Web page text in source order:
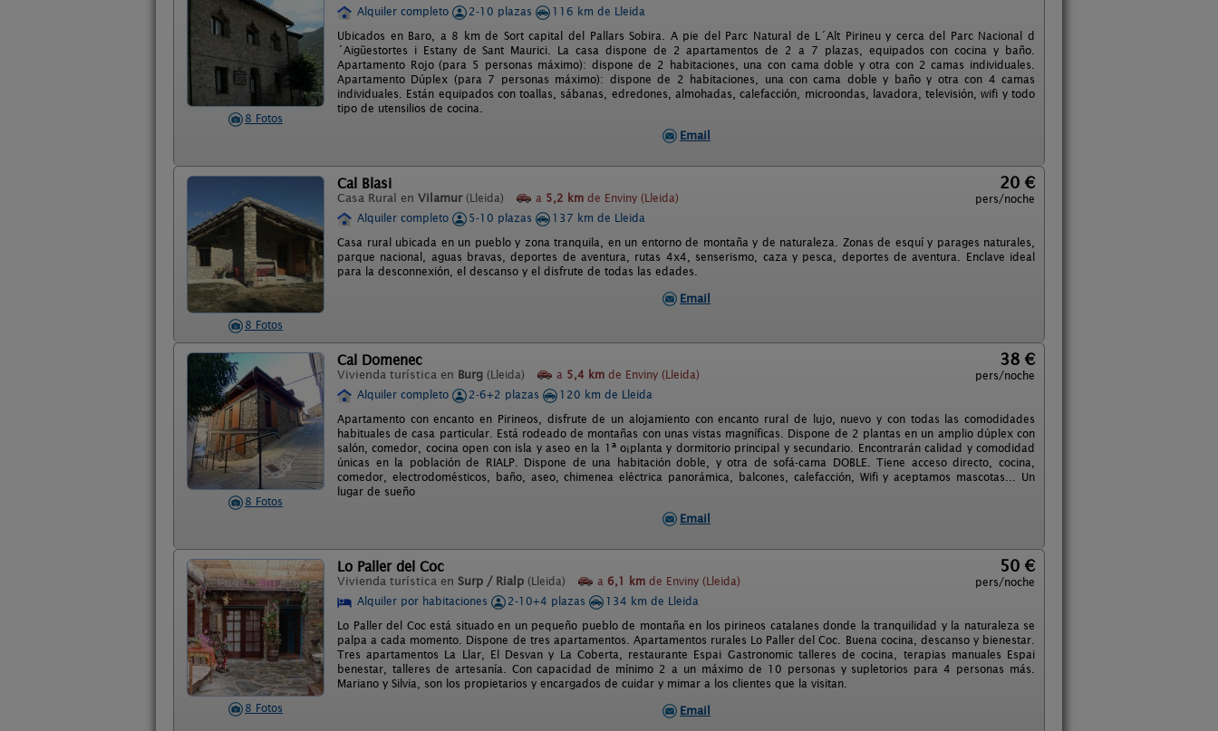
8 Fotos
Alquiler completo
2-10 plazas
116 km de Lleida
Ubicados en Baro, a 8 km de Sort capital del Pallars Sobira. A pie del Parc Natural de L´Alt Pirineu y cerca del Parc Nacional d
´Aigüestortes i Estany de Sant Maurici. La casa dispone de 2 apartamentos de 2 a 7 plazas, equipados con cocina y baño.
Apartamento Rojo (para 5 personas máximo): dispone de 2 habitaciones, una con cama doble y otra con 2 camas individuales.
Apartamento Dúplex (para 7 personas máximo): dispone de 2 habitaciones, una con cama doble y baño y otra con 4 camas
individuales. Están equipados con toallas, sábanas, edredones, almohadas, calefacción, microondas, lavadora, televisión, wifi y todo
tipo de utensilios de cocina.
Email
8 Fotos
Cal Blasi
Casa Rural en Vilamur (Lleida) a 5,2 km de Enviny (Lleida)
20 €
pers/noche
Alquiler completo
5-10 plazas
137 km de Lleida
Casa rural ubicada en un pueblo y zona tranquila, en un entorno de montaña y de naturaleza. Zonas de esquí y parages naturales,
parque nacional, aguas bravas, deportes de aventura, rutas 4x4, senserismo, caza y pesca, deportes de aventura. Enclave ideal
para la desconnexión, el descanso y el disfrute de todas las edades.
Email
8 Fotos
Cal Domenec
Vivienda turística en Burg (Lleida) a 5,4 km de Enviny (Lleida)
38 €
pers/noche
Alquiler completo
2-6+2 plazas
120 km de Lleida
Apartamento con encanto en Pirineos, disfrute de un alojamiento con encanto rural de lujo, nuevo y con todas las comodidades
habituales de casa particular. Está rodeado de montañas con unas vistas magníficas. Dispone de 2 plantas en un amplio dúplex con
salón, comedor, cocina open con isla y aseo en la 1ª o¡planta y dormitorio principal y secundario. Encontrarán calidad y comodidad
únicas en la población de RIALP. Dispone de una habitación doble, y otra de sofá-cama DOBLE. Tiene acceso directo, cocina,
comedor, electrodomésticos, baño, aseo, chimenea eléctrica panorámica, balcones, calefacción, Wifi y aceptamos mascotas... Un
lugar de sueño
Email
8 Fotos
Lo Paller del Coc
Vivienda turística en Surp / Rialp (Lleida) a 6,1 km de Enviny (Lleida)
50 €
pers/noche
Alquiler por habitaciones
2-10+4 plazas
134 km de Lleida
Lo Paller del Coc está situado en un pequeño pueblo de montaña en los pirineos catalanes donde la tranquilidad y la naturaleza se
palpa a cada momento. Dispone de tres apartamentos. Apartamentos rurales Lo Paller del Coc. Buena cocina, descanso y bienestar.
Tres apartamentos La Llar, El Desvan y La Coberta, restaurante Espai Gastronomic talleres de cocina, terapias manuales Espai
benestar, talleres de artesanía. Con capacidad de mínimo 2 a un máximo de 10 personas y supletorios para 4 personas más.
Mariano y Silvia, son los propietarios y encargados de cuidar y mimar a los clientes que la visitan.
Email